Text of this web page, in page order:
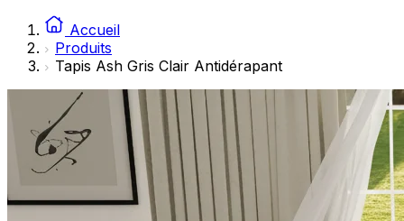
Accueil
Produits
Tapis Ash Gris Clair Antidérapant
Les cookies marketing sont utilisés pour suivre les
engageantes pour l'utilisateur individuel et, par
Les cookies non classés sont des cookies qui sont en